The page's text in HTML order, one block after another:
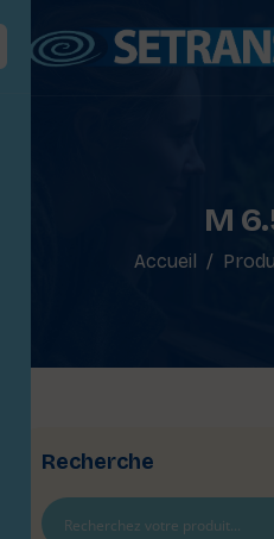
M
Accueil
Recherche